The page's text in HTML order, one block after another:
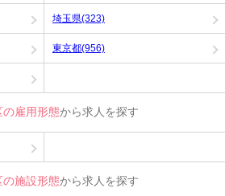
埼玉県(323)
東京都(956)
の雇用形態から求人を探す
の施設形態から求人を探す